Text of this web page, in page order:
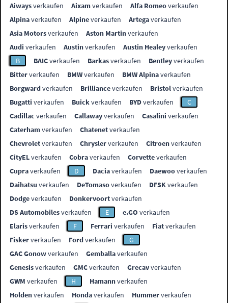
Aiwaysverkaufen Aixamverkaufen Alfa Romeoverkaufen
Alpinaverkaufen Alpineverkaufen Artegaverkaufen
Asia Motorsverkaufen Aston Martinverkaufen
Audi verkaufen Austinverkaufen Austin Healeyverkaufen
B
BAICverkaufen Barkasverkaufen Bentleyverkaufen
Bitterverkaufen BMWverkaufen BMW Alpinaverkaufen
Borgwardverkaufen Brillianceverkaufen Bristolverkaufen
Bugatti verkaufen Buickverkaufen BYDverkaufen
C
Cadillac verkaufen Callawayverkaufen Casalini verkaufen
Caterhamverkaufen Chatenetverkaufen
Chevroletverkaufen Chryslerverkaufen Citroenverkaufen
CityELverkaufen Cobraverkaufen Corvetteverkaufen
Cupraverkaufen D Daciaverkaufen Daewooverkaufen
Daihatsu verkaufen DeTomasoverkaufen DFSKverkaufen
Dodgeverkaufen Donkervoortverkaufen
DS Automobilesverkaufen E e.GO verkaufen
Elarisverkaufen F Ferrari verkaufen Fiatverkaufen
Fiskerverkaufen Fordverkaufen
G
GAC Gonowverkaufen Gemballaverkaufen
Genesisverkaufen GMCverkaufen Grecavverkaufen
GWM verkaufen H Hamannverkaufen
Holdenverkaufen Hondaverkaufen Hummerverkaufen